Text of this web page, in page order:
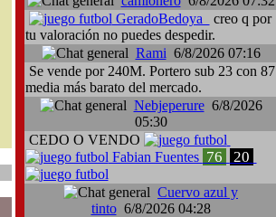
GeradoBedoya
creo q por
tu valoración no puedes despedir.
Rami 6/8/2026 07:16
Se vende por 240M. Portero sub 23 con 87
media más barato del mercado.
Nebjeperure6/8/2026
05:30
CEDO O VENDO
Fabian Fuentes 76 20
Cuervo azul y
tinto6/8/2026 04:28